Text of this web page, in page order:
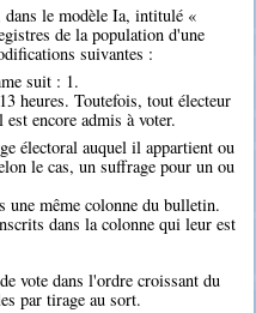
le modèle Ia, intitulé «
de la population d'une
suivantes :
suit : 1.
heures. Toutefois, tout électeur
encore admis à voter.
électoral auquel il appartient ou
le cas, un suffrage pour un ou
une même colonne du bulletin.
dans la colonne qui leur est
vote dans l'ordre croissant du
par tirage au sort.